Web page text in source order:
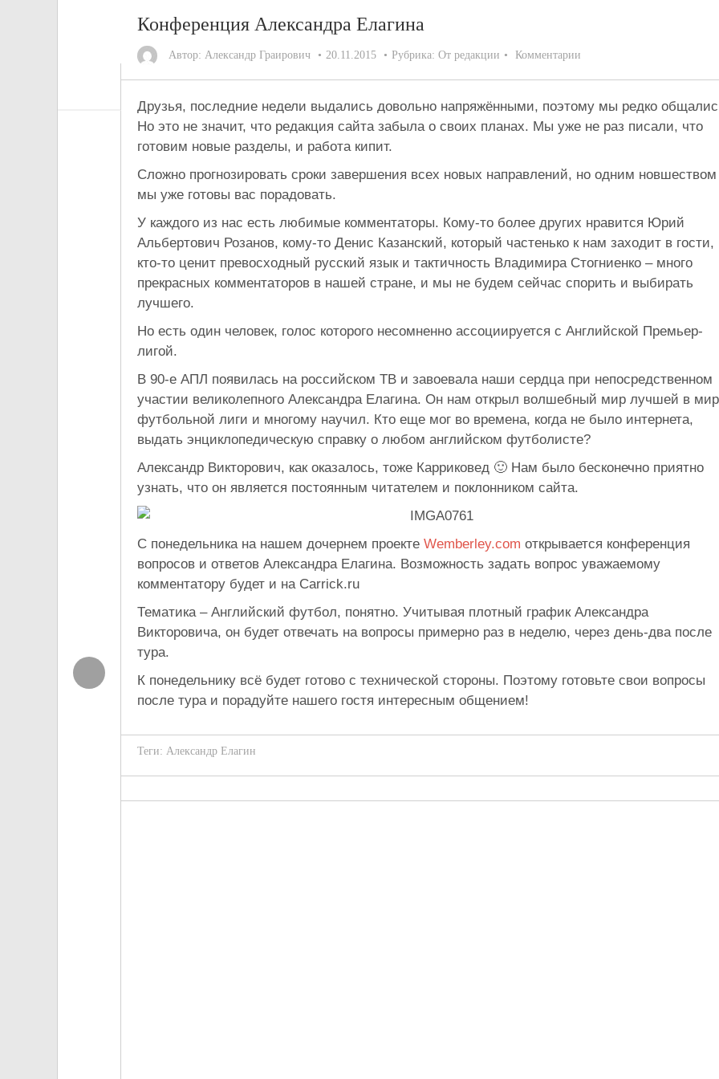
Конференция Александра Елагина
Автор: Александр Граирович 20.11.2015 Рубрика: От редакции Комментарии
Друзья, последние недели выдались довольно напряжёнными, поэтому мы редко
Но это не значит, что редакция сайта забыла о своих планах. Мы уже не раз писали, что
готовим новые разделы, и работа кипит.
Сложно прогнозировать сроки завершения всех новых направлений, но одним новшеством
мы уже готовы вас порадовать.
У каждого из нас есть любимые комментаторы. Кому-то более других нравится Юрий
Альбертович Розанов, кому-то Денис Казанский, который частенько к нам заходит в гости,
кто-то ценит превосходный русский язык и тактичность Владимира Стогниенко – много
прекрасных комментаторов в нашей стране, и мы не будем сейчас спорить и выбирать
лучшего.
Но есть один человек, голос которого несомненно ассоциируется с Английской Премьер-
лигой.
В 90-е АПЛ появилась на российском ТВ и завоевала наши сердца при непосредственном
участии великолепного Александра Елагина. Он нам открыл волшебный мир лучшей в
футбольной лиги и многому научил. Кто еще мог во времена, когда не было интернета,
выдать энциклопедическую справку о любом английском футболисте?
Александр Викторович, как оказалось, тоже Карриковед 🙂 Нам было бесконечно приятно
узнать, что он является постоянным читателем и поклонником сайта.
С понедельника на нашем дочернем проекте Wemberley.com открывается конференция
вопросов и ответов Александра Елагина. Возможность задать вопрос уважаемому
комментатору будет и на Carrick.ru
Тематика – Английский футбол, понятно. Учитывая плотный график Александра
Викторовича, он будет отвечать на вопросы примерно раз в неделю, через день-два после
тура.
К понедельнику всё будет готово с технической стороны. Поэтому готовьте свои вопросы
после тура и порадуйте нашего гостя интересным общением!
Теги: Александр Елагин